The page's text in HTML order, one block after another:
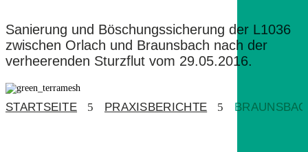
Sanierung und Böschungssicherung der L1036
zwischen Orlach und Braunsbach nach der
verheerenden Sturzflut vom 29.05.2016.
STARTSEITE 5 PRAXISBERICHTE 5